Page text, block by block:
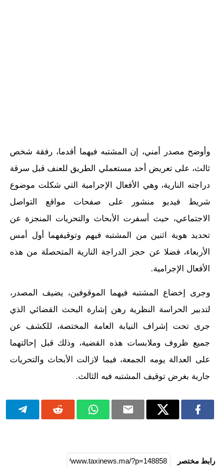
وأوضح مصدر أمني، إن المشتبه فيهما أقدما، رفقة شخص
ثالث، على تعريض أحد مستعملي الطريق للعنف قبل سرقة
دراجته النارية، وهي الأفعال الإجرامية التي شكلت موضوع
شريط فيديو منشور على صفحات مواقع التواصل
الاجتماعي، حيث أسفرت الأبحاث والتحريات المنجزة عن
تحديد هوية اثنين من المشتبه فيهم وتوقيفهما أول أمس
الأربعاء، فضلا عن حجز الدراجة النارية المتحصلة من هذه
الأفعال الإجرامية.
وجرى إخضاع المشتبه فيهما الموقوفين، يضيف المصدر،
لتدبير الحراسة النظرية رهن إشارة البحث القضائي الذي
جرى تحت إشراف النيابة العامة المختصة، للكشف عن
جميع ظروف وملابسات هذه القضية، وذلك قبل إحالتهما
على العدالة يومه الجمعة، فيما لازالت الأبحاث والتحريات
جارية بغرض توقيف المشتبه فيه الثالث.
رابط مختصر